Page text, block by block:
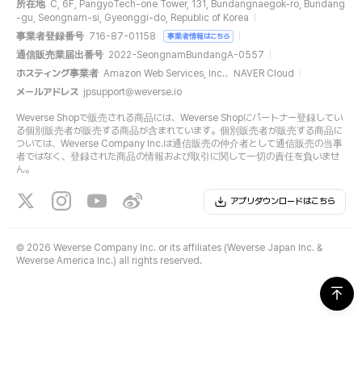
所在地 C, 6F, PangyoTech-one Tower, 131, Bundangnaegok-ro, Bundang
-gu, Seongnam-si, Gyeonggi-do, Republic of Korea
事業者登録番号 716-87-01158 事業者情報はこちら
通信販売業届出番号 2022-SeongnamBundangA-0557
ホスティング事業者 Amazon Web Services, Inc.、NAVER Cloud
メールアドレス jpsupport@weverse.io
Weverse Shopで販売される商品には、Weverse Shopにパートナー登録してい
る個別販売者が販売する商品が含まれています。個別販売者が販売する商品に
ついては、Weverse Company Inc.は通信販売の仲介者として通信販売の当事
者ではなく、登録された商品の情報および取引に関して一切の責任を負いませ
ん。
アプリダウンロードはこちら
© 2026 Weverse Company Inc. or its affiliates (Weverse Japan Inc. &
Weverse America Inc.) all rights reserved.